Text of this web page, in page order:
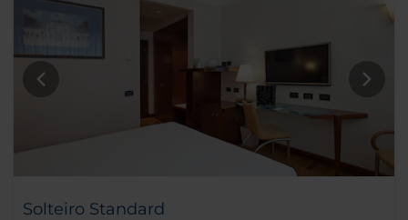
Solteiro Standard